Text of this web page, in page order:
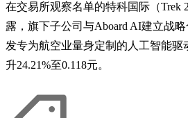
在交易所观察名单的特科国际（Trek
露，旗下子公司与Aboard AI建立战
发专为航空业量身定制的人工智能驱
升24.21%至0.118元。